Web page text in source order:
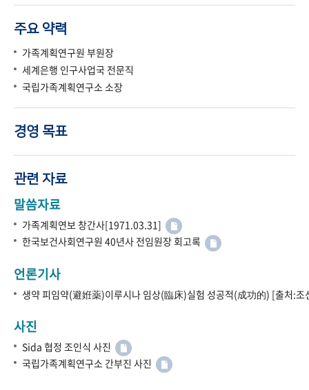
주요 약력
가족계획연구원 부원장
세계은행 인구사업국 전문직
국립가족계획연구소 소장
경영 목표
관련 자료
말씀자료
가족계획연보 창간사[1971.03.31]
한국보건사회연구원 40년사 전임원장 회고록
언론기사
생약 피임약(避姙薬)이루시나 임상(臨床)실험 성공적(成功的) [출처:
사진
Sida 협정 조인식 사진
국립가족계획연구소 간부진 사진